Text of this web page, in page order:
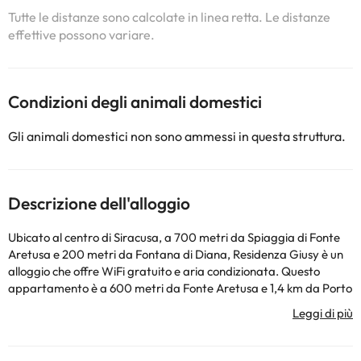
Tutte le distanze sono calcolate in linea retta. Le distanze
effettive possono variare.
Condizioni degli animali domestici
Gli animali domestici non sono ammessi in questa struttura.
Descrizione dell'alloggio
Ubicato al centro di Siracusa, a 700 metri da Spiaggia di Fonte
Aretusa e 200 metri da Fontana di Diana, Residenza Giusy è un
alloggio che offre WiFi gratuito e aria condizionata. Questo
appartamento è a 600 metri da Fonte Aretusa e 1,4 km da Porto
lenzuola, asciugamani, una TV a schermo piatto, una zona